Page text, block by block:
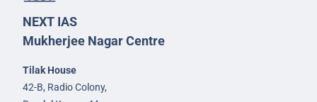
NEXT IAS
Mukherjee Nagar Centre
Tilak House
42-B, Radio Colony,